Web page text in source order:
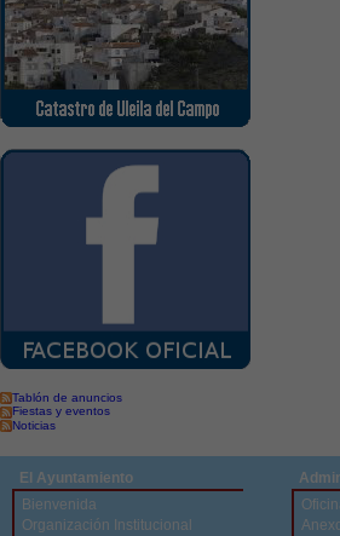
Tablón de anuncios
Fiestas y eventos
Noticias
El Ayuntamiento
Bienvenida
Organización Institucional